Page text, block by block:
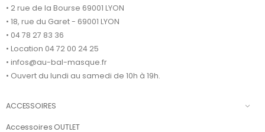
• 2 rue de la Bourse 69001 LYON
• 18, rue du Garet - 69001 LYON
• 04 78 27 83 36
• Location 04 72 00 24 25
• infos@au-bal-masque.fr
• Ouvert du lundi au samedi de 10h à 19h.
ACCESSOIRES
Accessoires OUTLET